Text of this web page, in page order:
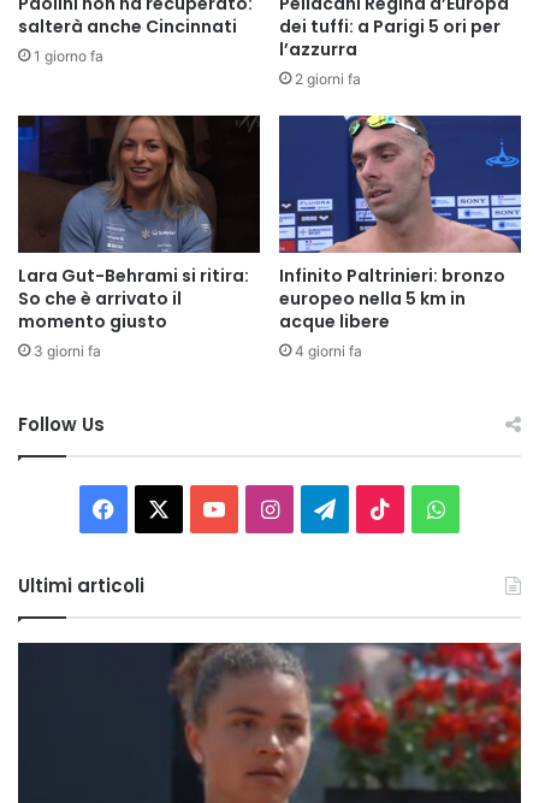
salterà anche Cincinnati
1 giorno fa
dei tuffi: a Parigi 5 ori per
l’azzurra
2 giorni fa
Lara Gut-Behrami si ritira:
So che è arrivato il
momento giusto
3 giorni fa
Infinito Paltrinieri: bronzo
europeo nella 5 km in
acque libere
4 giorni fa
Follow Us
Facebook You InstagramTelegram
TikTok
Ultimi articoli